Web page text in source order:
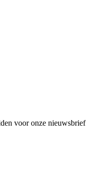
voor onze nieuwsbrief